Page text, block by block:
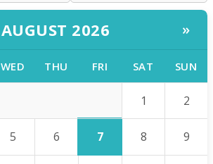
AUGUST 2026 »
WED THU FRI SAT SUN
1 2
5 6 7 8 9